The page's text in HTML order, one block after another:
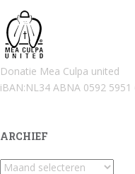
Donatie Mea Culpa united
iBAN:NL34 ABNA 0592 5951
ARCHIEF
Archief